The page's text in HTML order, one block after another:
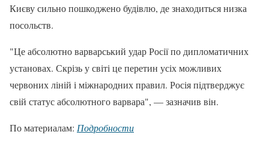
Києву сильно пошкоджено будівлю, де знаходиться низка
посольств.
"Це абсолютно варварський удар Росії по дипломатичних
установах. Скрізь у світі це перетин усіх можливих
червоних ліній і міжнародних правил. Росія підтверджує
свій статус абсолютного варвара", — зазначив він.
По материалам: Подробности